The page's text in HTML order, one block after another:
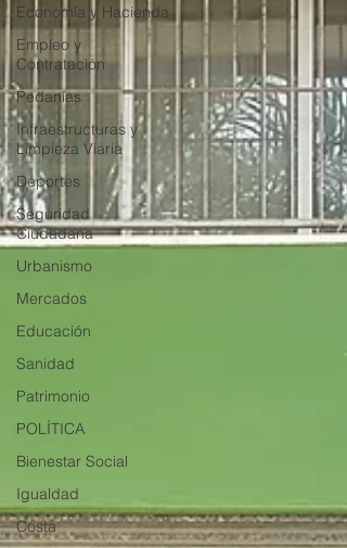
Economía y Hacienda
Empleo y
Contratación
Pedanías
Infraestructuras y
Limpieza Viaria
Deportes
Seguridad
Ciudadana
Urbanismo
Mercados
Educación
Sanidad
Patrimonio
POLÍTICA
Bienestar Social
Igualdad
Costa